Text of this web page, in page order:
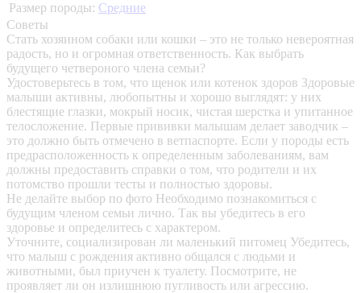
Размер породы: Средние
Советы
Стать хозяином собаки или кошки – это не только невероятная
радость, но и огромная ответственность. Как выбрать
будущего четвероного члена семьи?
Удостоверьтесь в том, что щенок или котенок здоров Здоровые
малыши активны, любопытны и хорошо выглядят: у них
блестящие глазки, мокрый носик, чистая шерстка и упитанное
телосложение. Первые прививки малышам делает заводчик –
это должно быть отмечено в ветпаспорте. Если у породы есть
предрасположенность к определенным заболеваниям, вам
должны предоставить справки о том, что родители и их
потомство прошли тесты и полностью здоровы.
Не делайте выбор по фото Необходимо познакомиться с
будущим членом семьи лично. Так вы убедитесь в его
здоровье и определитесь с характером.
Уточните, социализирован ли маленький питомец Убедитесь,
что малыш с рождения активно общался с людьми и
животными, был приучен к туалету. Посмотрите, не
проявляет ли он излишнюю пугливость или агрессию.